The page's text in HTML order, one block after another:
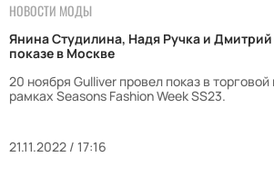
НОВОСТИ МОДЫ
Янина Студилина, Надя Ручка и
показе в Москве
20 ноября Gulliver провел показ в
рамках Seasons Fashion Week SS23.
21.11.2022 / 17:16